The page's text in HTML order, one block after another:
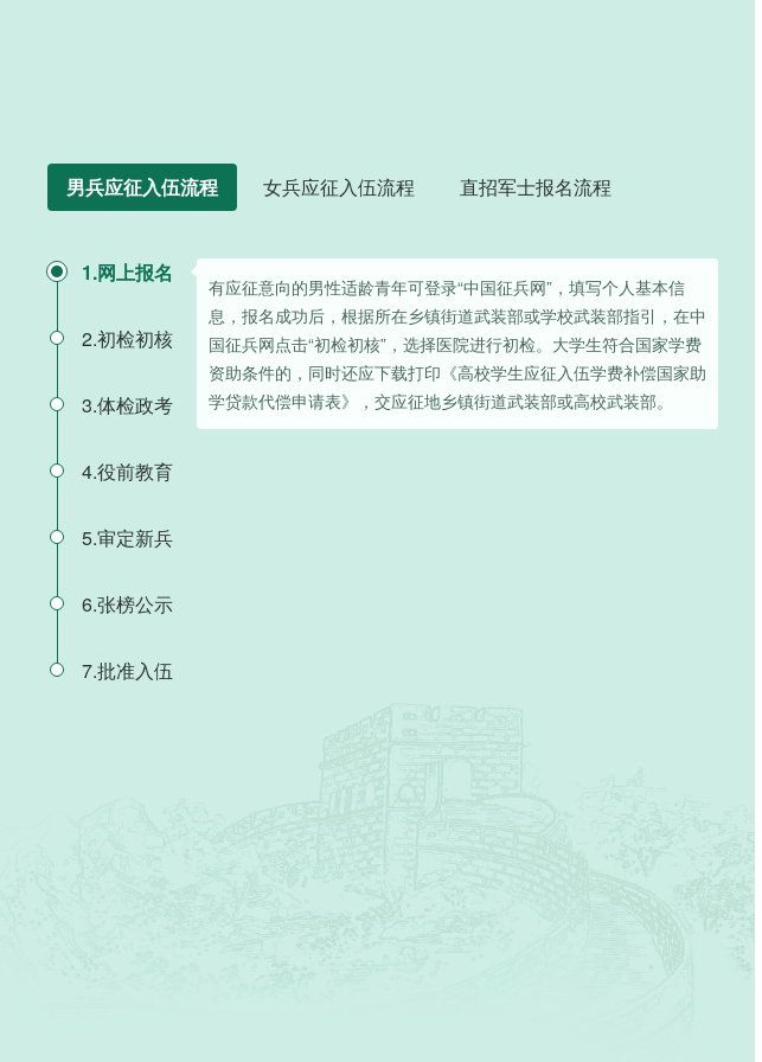
男兵应征入伍流程 女兵应征入伍流程 直招军士报名流程
1.网上报名
有应征意向的男性适龄青年可登录“中国征兵网”，填写个人基本信
息，报名成功后，根据所在乡镇街道武装部或学校武装部指引，在中
国征兵网点击“初检初核”，选择医院进行初检。大学生符合国家学费
资助条件的，同时还应下载打印《高校学生应征入伍学费补偿国家助
学贷款代偿申请表》，交应征地乡镇街道武装部或高校武装部。
2.初检初核
3.体检政考
4.役前教育
5.审定新兵
6.张榜公示
7.批准入伍